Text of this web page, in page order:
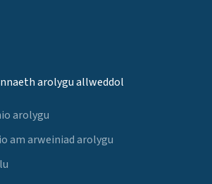
arolygu allweddol
arolygu
am arweiniad arolygu